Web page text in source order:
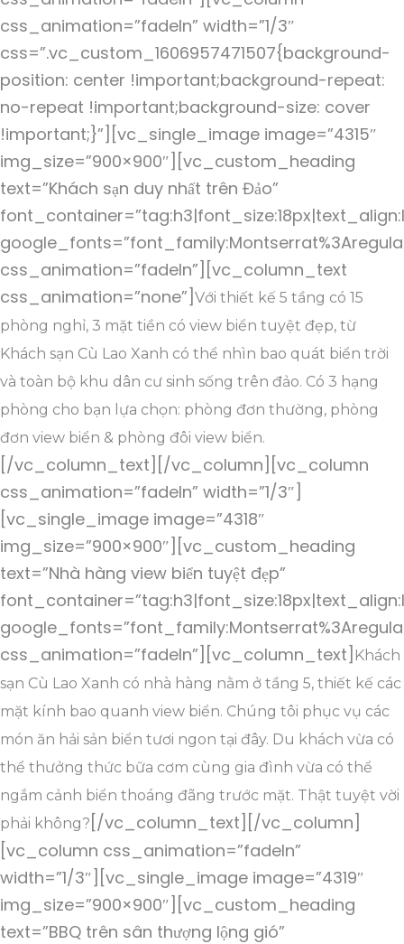
css_animation=”fadeIn” width=”1/3″
css=”.vc_custom_1606957471507{background-
position: center !important;background-repeat:
no-repeat !important;background-size: cover
!important;}”][vc_single_image image=”4315″
img_size=”900×900″][vc_custom_heading
text=”Khách sạn duy nhất trên Đảo”
css_animation=”fadeIn”][vc_column_text
css_animation=”none”] Với thiết kế 5 tầng có 15
phòng nghỉ, 3 mặt tiền có view biển tuyệt đẹp, từ
Khách sạn Cù Lao Xanh có thể nhìn bao quát biển trời
và toàn bộ khu dân cư sinh sống trên đảo. Có 3 hạng
phòng cho bạn lựa chọn: phòng đơn thường, phòng
đơn view biển & phòng đôi view biển.
[/vc_column_text][/vc_column][vc_column
css_animation=”fadeIn” width=”1/3″]
[vc_single_image image=”4318″
img_size=”900×900″][vc_custom_heading
text=”Nhà hàng view biển tuyệt đẹp”
css_animation=”fadeIn”][vc_column_text] Khách
sạn Cù Lao Xanh có nhà hàng nằm ở tầng 5, thiết kế các
mặt kính bao quanh view biển. Chúng tôi phục vụ các
món ăn hải sản biển tươi ngon tại đây. Du khách vừa có
thể thưởng thức bữa cơm cùng gia đình vừa có thể
ngắm cảnh biển thoáng đãng trước mặt. Thật tuyệt vời
phải không? [/vc_column_text][/vc_column]
[vc_column css_animation=”fadeIn”
width=”1/3″][vc_single_image image=”4319″
img_size=”900×900″][vc_custom_heading
text=”BBQ trên sân thượng lộng gió”